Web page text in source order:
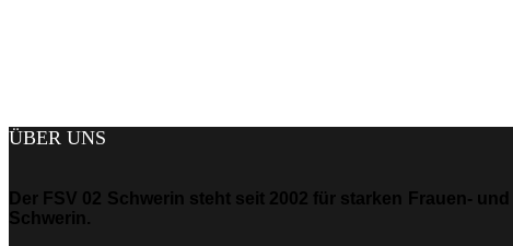
ÜBER UNS
Der FSV 02 Schwerin steht seit 2002 für starken Frauen-
Schwerin.